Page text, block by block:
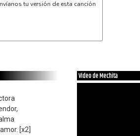
tu versión de esta canción
[x2]
Video de Mechita